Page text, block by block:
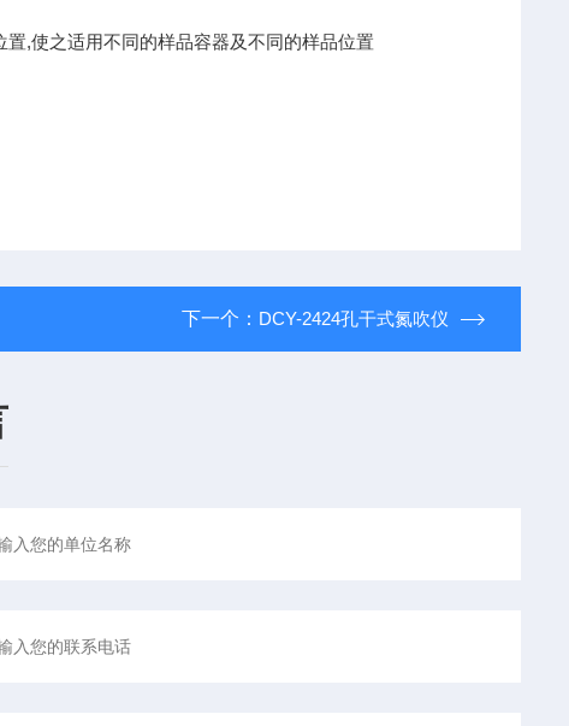
,使之适用不同的样品容器及不同的样品位置
下一个： DCY-2424孔干式氮吹仪